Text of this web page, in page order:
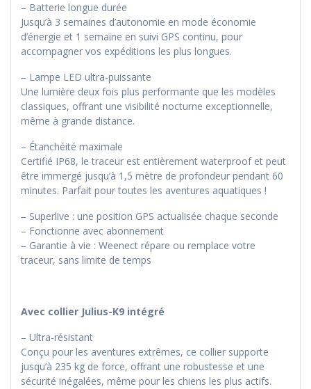
– Batterie longue durée
Jusqu’à 3 semaines d’autonomie en mode économie
d’énergie et 1 semaine en suivi GPS continu, pour
accompagner vos expéditions les plus longues.
– Lampe LED ultra-puissante
Une lumière deux fois plus performante que les modèles
classiques, offrant une visibilité nocturne exceptionnelle,
même à grande distance.
– Étanchéité maximale
Certifié IP68, le traceur est entièrement waterproof et peut
être immergé jusqu’à 1,5 mètre de profondeur pendant 60
minutes. Parfait pour toutes les aventures aquatiques !
– Superlive : une position GPS actualisée chaque seconde
– Fonctionne avec abonnement
– Garantie à vie : Weenect répare ou remplace votre
traceur, sans limite de temps
Avec collier Julius-K9 intégré
– Ultra-résistant
Conçu pour les aventures extrêmes, ce collier supporte
jusqu’à 235 kg de force, offrant une robustesse et une
sécurité inégalées, même pour les chiens les plus actifs.